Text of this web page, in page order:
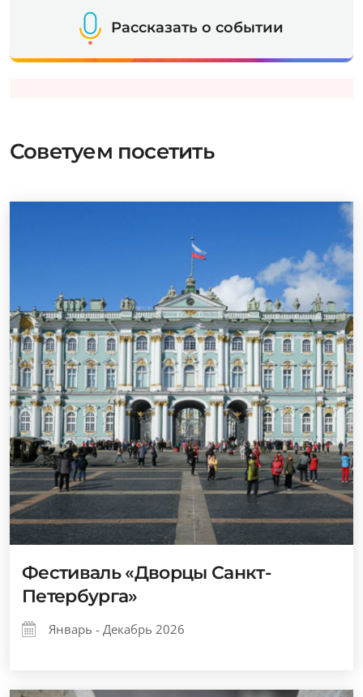
Рассказать о событии
Советуем посетить
Фестиваль «Дворцы Санкт-
Петербурга»
Январь - Декабрь 2026